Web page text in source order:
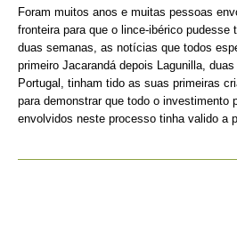
Foram muitos anos e muitas pessoas
fronteira para que o lince-ibérico pudesse
duas semanas, as notícias que todos
primeiro Jacarandá depois Lagunilla,
Portugal, tinham tido as suas primeiras
para demonstrar que todo o investimento
envolvidos neste processo tinha valido a